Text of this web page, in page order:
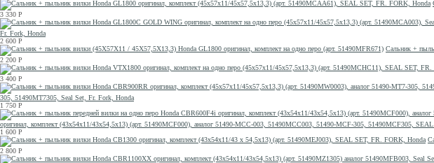
3 330 Р
Fr. Fork, Honda
2 600 Р
Сальник +
2 200 Р
3 400 Р
305, 51490MT7305, Seal Set, Fr. Fork, Honda
1 750 Р
оригинал, комплект (43x54x11/43x54,5x13) (арт. 51490MCF000), аналог 51490-MCC-003, 51490MCC003, 51490-MCF-305, 51490MCF305,
1 600 Р
2 800 Р